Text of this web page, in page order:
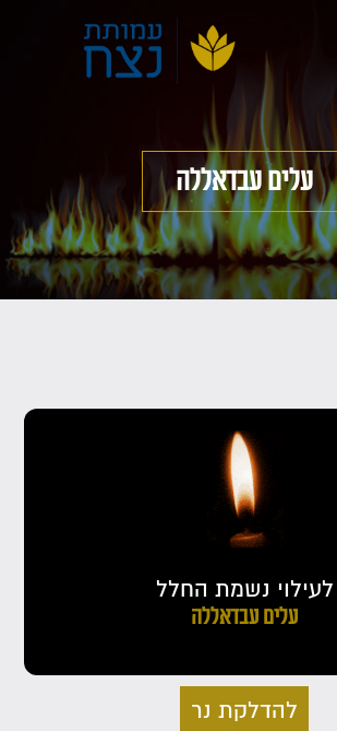
עלים עבדאללה
לעילוי נשמת החלל
עלים עבדאללה
להדלקת נר